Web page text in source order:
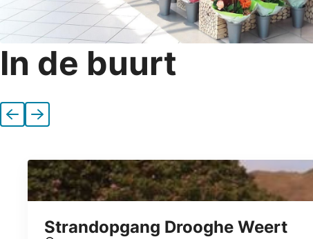
In de buurt
VorigeVolgende
Strandopgang Drooghe Weert